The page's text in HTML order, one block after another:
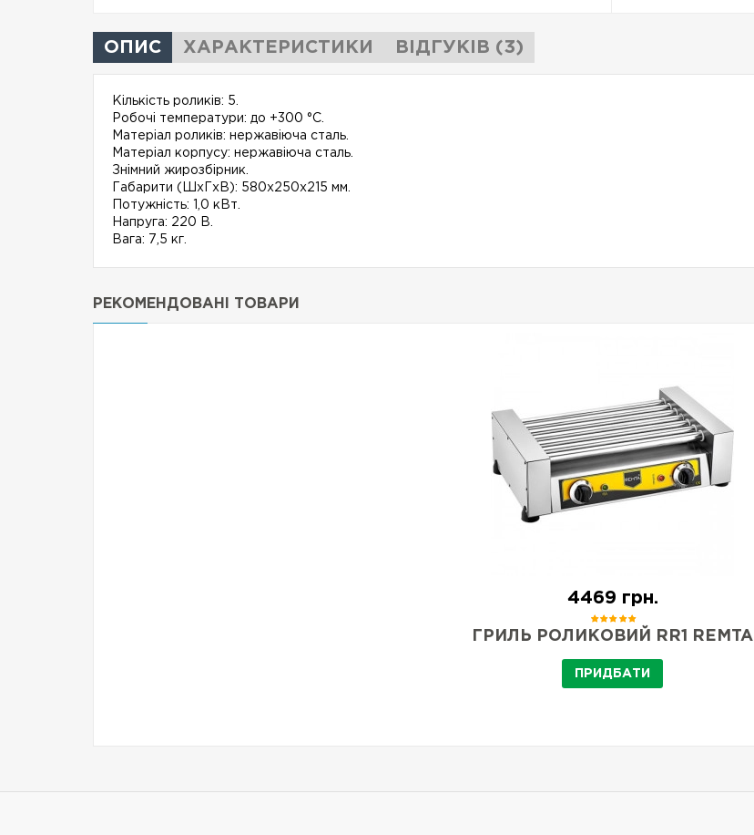
ОПИС ХАРАКТЕРИСТИКИ ВІДГУКІВ (3)
Кількість роликів: 5.
Робочі температури: до +300 °С.
Матеріал роликів: нержавіюча сталь.
Матеріал корпусу: нержавіюча сталь.
Знімний жирозбірник.
Габарити (ШхГхВ): 580х250х215 мм.
Потужність: 1,0 кВт.
Напруга: 220 В.
Вага: 7,5 кг.
РЕКОМЕНДОВАНІ ТОВАРИ
4469 грн.
ГРИЛЬ РОЛИКОВИЙ RR1 REMTA
ПРИДБАТИ